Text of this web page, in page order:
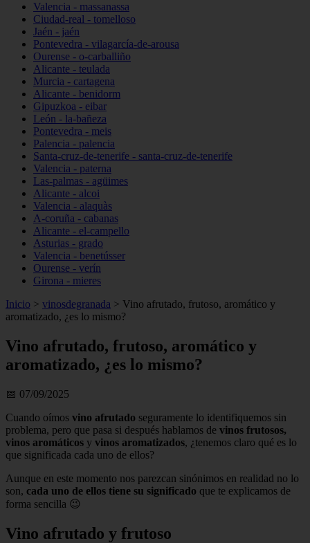
Valencia - massanassa
Ciudad-real - tomelloso
Jaén - jaén
Pontevedra - vilagarcía-de-arousa
Ourense - o-carballiño
Alicante - teulada
Murcia - cartagena
Alicante - benidorm
Gipuzkoa - eibar
León - la-bañeza
Pontevedra - meis
Palencia - palencia
Santa-cruz-de-tenerife - santa-cruz-de-tenerife
Valencia - paterna
Las-palmas - agüimes
Alicante - alcoi
Valencia - alaquàs
A-coruña - cabanas
Alicante - el-campello
Asturias - grado
Valencia - benetússer
Ourense - verín
Girona - mieres
Inicio > vinosdegranada > Vino afrutado, frutoso, aromático y
aromatizado, ¿es lo mismo?
Vino afrutado, frutoso, aromático y
aromatizado, ¿es lo mismo?
📅 07/09/2025
Cuando oímos vino afrutado seguramente lo identifiquemos sin
problema, pero que pasa si después hablamos de vinos frutosos,
vinos aromáticos y vinos aromatizados, ¿tenemos claro qué es lo
que significada cada uno de ellos?
Aunque en este momento nos parezcan sinónimos en realidad no lo
son, cada uno de ellos tiene su significado que te explicamos de
forma sencilla 😉
Vino afrutado y frutoso